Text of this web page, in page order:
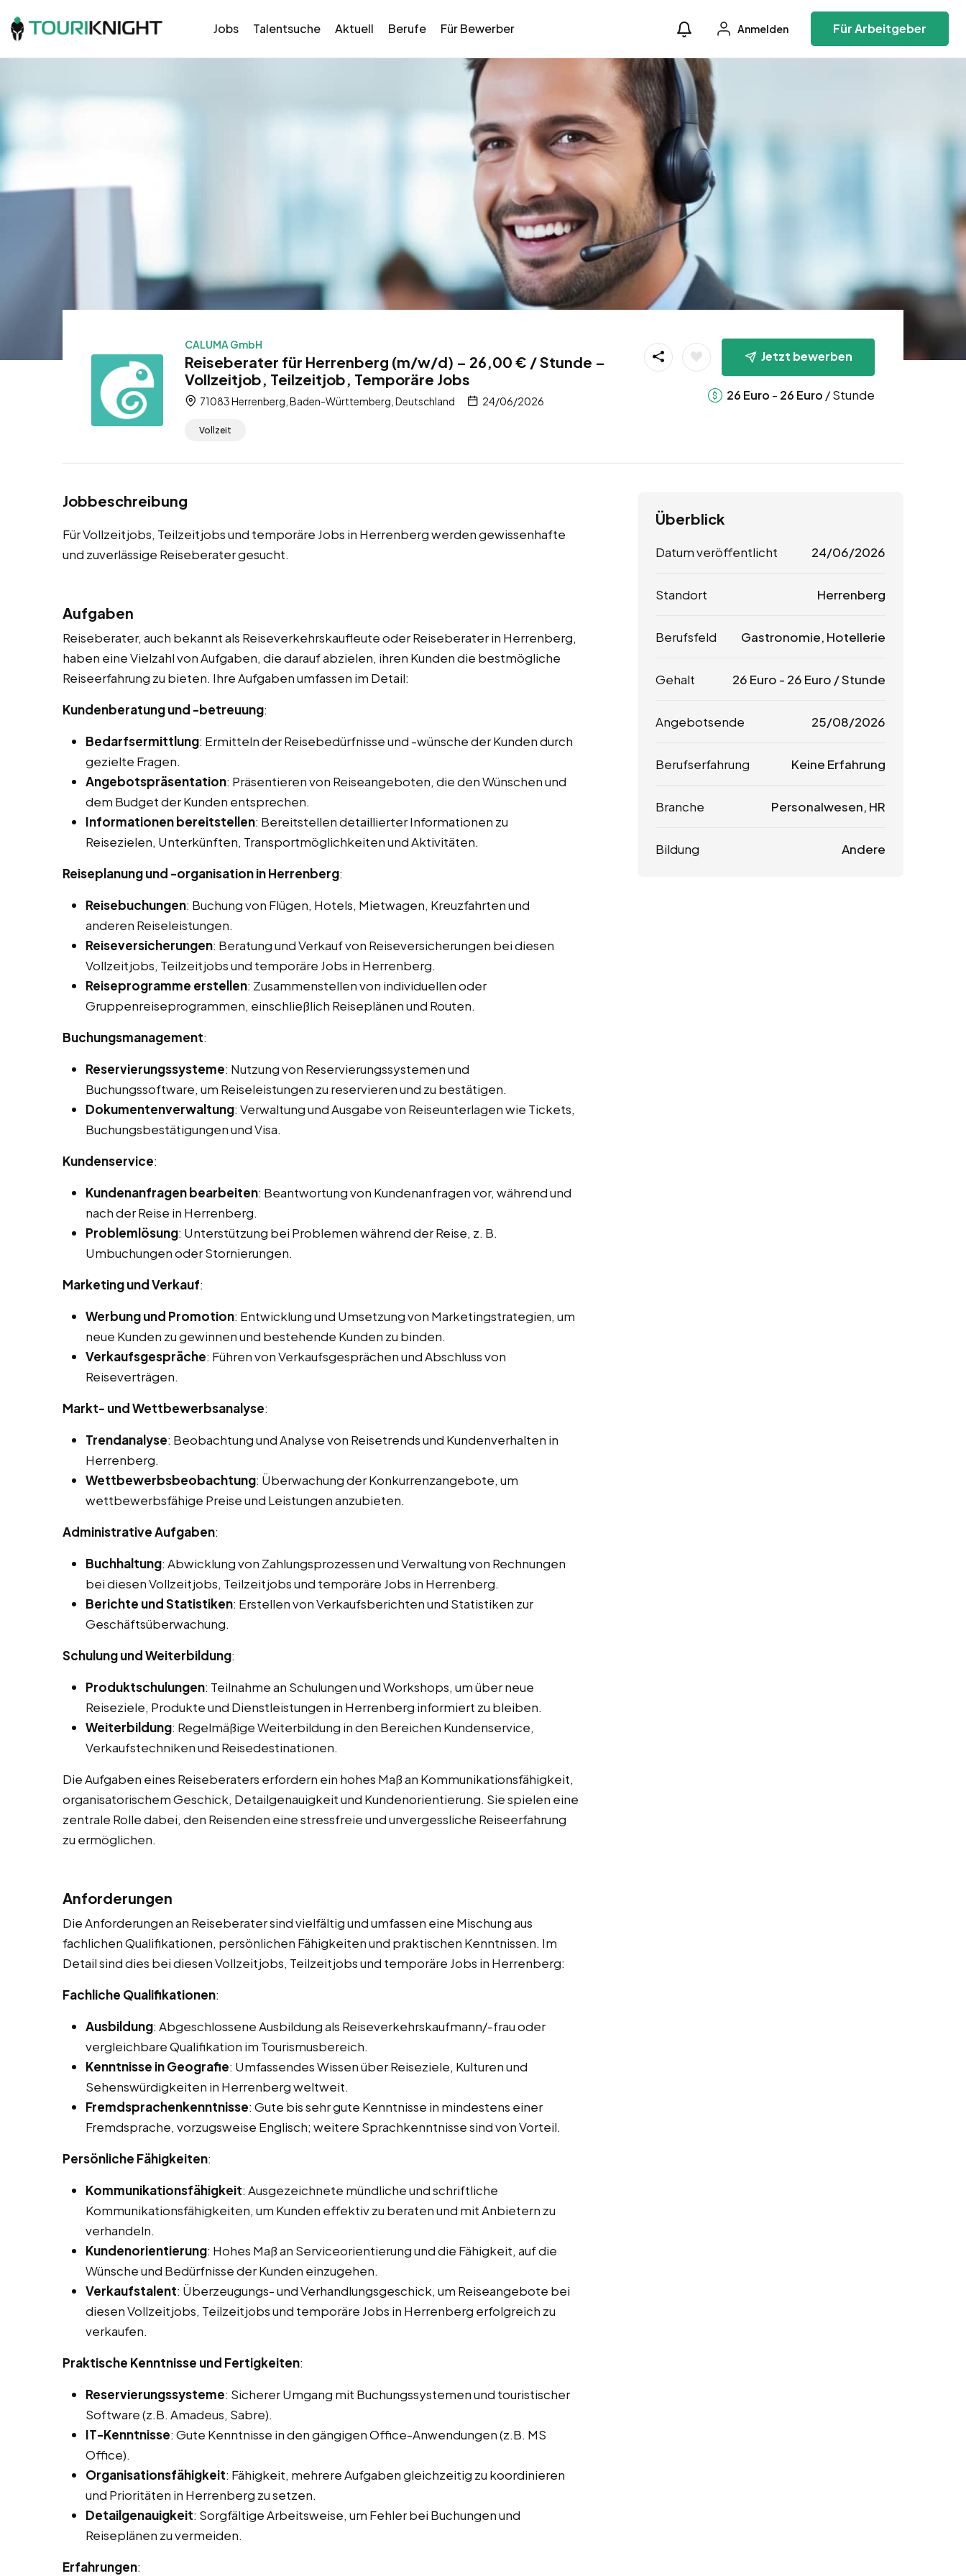
Jobs Talentsuche Aktuell Berufe Für Bewerber Anmelden Für Arbeitgeber
CALUMA GmbH
Reiseberater für Herrenberg (m/w/d) – 26,00 € / Stunde –
Vollzeitjob, Teilzeitjob, Temporäre Jobs
71083 Herrenberg, Baden-Württemberg, Deutschland 24/06/2026
Vollzeit
Jetzt bewerben
26 Euro - 26 Euro / Stunde
Jobbeschreibung
Für Vollzeitjobs, Teilzeitjobs und temporäre Jobs in Herrenberg werden gewissenhafte
und zuverlässige Reiseberater gesucht.
Aufgaben
Reiseberater, auch bekannt als Reiseverkehrskaufleute oder Reiseberater in Herrenberg,
haben eine Vielzahl von Aufgaben, die darauf abzielen, ihren Kunden die bestmögliche
Reiseerfahrung zu bieten. Ihre Aufgaben umfassen im Detail:
Kundenberatung und -betreuung:
Bedarfsermittlung: Ermitteln der Reisebedürfnisse und -wünsche der Kunden durch
gezielte Fragen.
Angebotspräsentation: Präsentieren von Reiseangeboten, die den Wünschen und
dem Budget der Kunden entsprechen.
Informationen bereitstellen: Bereitstellen detaillierter Informationen zu
Reisezielen, Unterkünften, Transportmöglichkeiten und Aktivitäten.
Reiseplanung und -organisation in Herrenberg:
Reisebuchungen: Buchung von Flügen, Hotels, Mietwagen, Kreuzfahrten und
anderen Reiseleistungen.
Reiseversicherungen: Beratung und Verkauf von Reiseversicherungen bei diesen
Vollzeitjobs, Teilzeitjobs und temporäre Jobs in Herrenberg.
Reiseprogramme erstellen: Zusammenstellen von individuellen oder
Gruppenreiseprogrammen, einschließlich Reiseplänen und Routen.
Buchungsmanagement:
Reservierungssysteme: Nutzung von Reservierungssystemen und
Buchungssoftware, um Reiseleistungen zu reservieren und zu bestätigen.
Dokumentenverwaltung: Verwaltung und Ausgabe von Reiseunterlagen wie Tickets,
Buchungsbestätigungen und Visa.
Kundenservice:
Kundenanfragen bearbeiten: Beantwortung von Kundenanfragen vor, während und
nach der Reise in Herrenberg.
Problemlösung: Unterstützung bei Problemen während der Reise, z. B.
Umbuchungen oder Stornierungen.
Marketing und Verkauf:
Werbung und Promotion: Entwicklung und Umsetzung von Marketingstrategien, um
neue Kunden zu gewinnen und bestehende Kunden zu binden.
Verkaufsgespräche: Führen von Verkaufsgesprächen und Abschluss von
Reiseverträgen.
Markt- und Wettbewerbsanalyse:
Trendanalyse: Beobachtung und Analyse von Reisetrends und Kundenverhalten in
Herrenberg.
Wettbewerbsbeobachtung: Überwachung der Konkurrenzangebote, um
wettbewerbsfähige Preise und Leistungen anzubieten.
Administrative Aufgaben:
Buchhaltung: Abwicklung von Zahlungsprozessen und Verwaltung von Rechnungen
bei diesen Vollzeitjobs, Teilzeitjobs und temporäre Jobs in Herrenberg.
Berichte und Statistiken: Erstellen von Verkaufsberichten und Statistiken zur
Geschäftsüberwachung.
Schulung und Weiterbildung:
Produktschulungen: Teilnahme an Schulungen und Workshops, um über neue
Reiseziele, Produkte und Dienstleistungen in Herrenberg informiert zu bleiben.
Weiterbildung: Regelmäßige Weiterbildung in den Bereichen Kundenservice,
Verkaufstechniken und Reisedestinationen.
Die Aufgaben eines Reiseberaters erfordern ein hohes Maß an Kommunikationsfähigkeit,
organisatorischem Geschick, Detailgenauigkeit und Kundenorientierung. Sie spielen eine
zentrale Rolle dabei, den Reisenden eine stressfreie und unvergessliche Reiseerfahrung
zu ermöglichen.
Anforderungen
Die Anforderungen an Reiseberater sind vielfältig und umfassen eine Mischung aus
fachlichen Qualifikationen, persönlichen Fähigkeiten und praktischen Kenntnissen. Im
Detail sind dies bei diesen Vollzeitjobs, Teilzeitjobs und temporäre Jobs in Herrenberg:
Fachliche Qualifikationen:
Ausbildung: Abgeschlossene Ausbildung als Reiseverkehrskaufmann/-frau oder
vergleichbare Qualifikation im Tourismusbereich.
Kenntnisse in Geografie: Umfassendes Wissen über Reiseziele, Kulturen und
Sehenswürdigkeiten in Herrenberg weltweit.
Fremdsprachenkenntnisse: Gute bis sehr gute Kenntnisse in mindestens einer
Fremdsprache, vorzugsweise Englisch; weitere Sprachkenntnisse sind von Vorteil.
Persönliche Fähigkeiten:
Kommunikationsfähigkeit: Ausgezeichnete mündliche und schriftliche
Kommunikationsfähigkeiten, um Kunden effektiv zu beraten und mit Anbietern zu
verhandeln.
Kundenorientierung: Hohes Maß an Serviceorientierung und die Fähigkeit, auf die
Wünsche und Bedürfnisse der Kunden einzugehen.
Verkaufstalent: Überzeugungs- und Verhandlungsgeschick, um Reiseangebote bei
diesen Vollzeitjobs, Teilzeitjobs und temporäre Jobs in Herrenberg erfolgreich zu
verkaufen.
Praktische Kenntnisse und Fertigkeiten:
Reservierungssysteme: Sicherer Umgang mit Buchungssystemen und touristischer
Software (z.B. Amadeus, Sabre).
IT-Kenntnisse: Gute Kenntnisse in den gängigen Office-Anwendungen (z.B. MS
Office).
Organisationsfähigkeit: Fähigkeit, mehrere Aufgaben gleichzeitig zu koordinieren
und Prioritäten in Herrenberg zu setzen.
Detailgenauigkeit: Sorgfältige Arbeitsweise, um Fehler bei Buchungen und
Reiseplänen zu vermeiden.
Erfahrungen:
Überblick
Datum veröffentlicht 24/06/2026
Standort Herrenberg
Berufsfeld Gastronomie, Hotellerie
Gehalt 26 Euro - 26 Euro / Stunde
Angebotsende 25/08/2026
Berufserfahrung Keine Erfahrung
Branche Personalwesen, HR
Bildung Andere